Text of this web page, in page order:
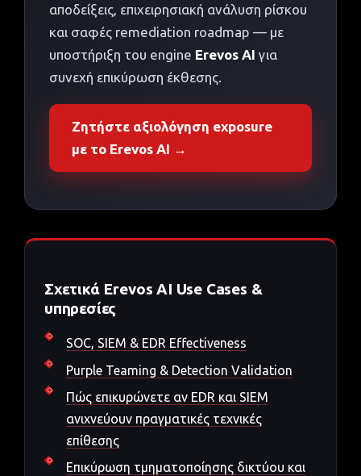
αποδείξεις, επιχειρησιακή ανάλυση ρίσκου
και σαφές remediation roadmap — με
υποστήριξη του engine Erevos AI για
συνεχή επικύρωση έκθεσης.
Ζητήστε αξιολόγηση exposure
με το Erevos AI →
Σχετικά Erevos AI Use Cases &
υπηρεσίες
SOC, SIEM & EDR Effectiveness
Purple Teaming & Detection Validation
Πώς επικυρώνετε αν EDR και SIEM
ανιχνεύουν πραγματικές τεχνικές
επίθεσης
Επικύρωση τμηματοποίησης δικτύου και